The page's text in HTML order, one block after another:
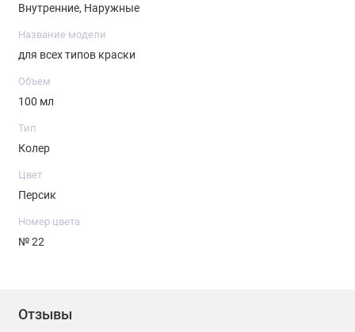
Внутренние, Наружные
Название модели
для всех типов краски
Объем
100 мл
Тип
Колер
Цвет
Персик
Номер цвета
№ 22
Отзывы